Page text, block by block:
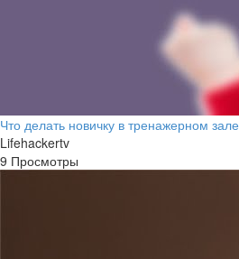
Что делать новичку в тренажерном зале
Lifehackertv
9 Просмотры